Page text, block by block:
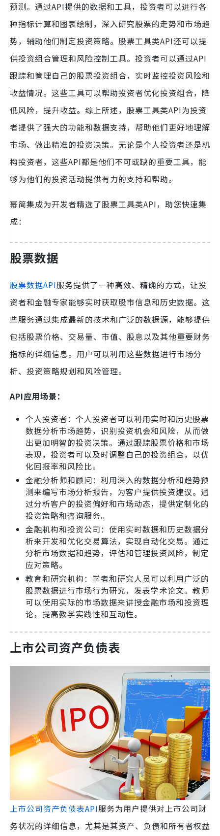
预测。通过API提供的数据和工具，投资者可以进行各
种指标计算和图表绘制，深入研究股票的走势和市场趋
势，辅助他们制定投资策略。股票工具类API还可以提
供投资组合管理和风险控制工具。投资者可以通过API
跟踪和管理自己的股票投资组合，实时监控投资风险和
收益情况。这些工具可以帮助投资者优化投资组合，降
低风险，提升收益。综上所述，股票工具类API为投资
者提供了强大的功能和数据支持，帮助他们更好地理解
市场、做出精准的投资决策。无论是个人投资者还是机
构投资者，这些API都是他们不可或缺的重要工具，能
够为他们的投资活动提供有力的支持和帮助。
幂简集成为开发者精选了股票工具类API，助您快速集
成：
股票数据
股票数据API服务提供了一种高效、精确的方式，让投
资者和金融专家能够实时获取股市信息和历史数据。这
些服务通过集成最新的技术和广泛的数据源，能够提供
包括股票价格、交易量、市值、股息以及其他重要财务
指标的详细信息。用户可以利用这些数据进行市场分
析、投资策略规划和风险管理。
API应用场景：
个人投资者：个人投资者可以利用实时和历史股票
数据分析市场趋势，识别投资机会和风险，从而做
出更加明智的投资决策。通过跟踪股票价格和市场
表现，投资者可以及时调整自己的投资组合，以优
化回报率和风险比。
金融分析师和顾问：利用深入的数据分析和趋势预
测来编写市场分析报告，为客户提供投资建议。通
过分析客户的投资偏好和市场动态，提供定制化的
投资策略和咨询服务。
金融机构和投资公司：使用实时数据和历史数据分
析来开发和优化交易算法，实现自动化交易。通过
分析市场数据和趋势，评估和管理投资风险，制定
应对策略。
教育和研究机构：学者和研究人员可以利用广泛的
股票数据进行市场行为研究，发表学术论文。教师
可以使用实际的市场数据来讲授金融市场和投资理
论，提高教学实践性和互动性。
上市公司资产负债表
上市公司资产负债表API服务为用户提供对上市公司财
务状况的详细信息，尤其是其资产、负债和所有者权益